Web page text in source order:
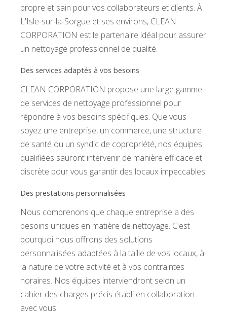
propre et sain pour vos collaborateurs et clients. À
L'Isle-sur-la-Sorgue et ses environs, CLEAN
CORPORATION est le partenaire idéal pour assurer
un nettoyage professionnel de qualité.
Des services adaptés à vos besoins
CLEAN CORPORATION propose une large gamme
de services de nettoyage professionnel pour
répondre à vos besoins spécifiques. Que vous
soyez une entreprise, un commerce, une structure
de santé ou un syndic de copropriété, nos équipes
qualifiées sauront intervenir de manière efficace et
discrète pour vous garantir des locaux impeccables.
Des prestations personnalisées
Nous comprenons que chaque entreprise a des
besoins uniques en matière de nettoyage. C'est
pourquoi nous offrons des solutions
personnalisées adaptées à la taille de vos locaux, à
la nature de votre activité et à vos contraintes
horaires. Nos équipes interviendront selon un
cahier des charges précis établi en collaboration
avec vous.